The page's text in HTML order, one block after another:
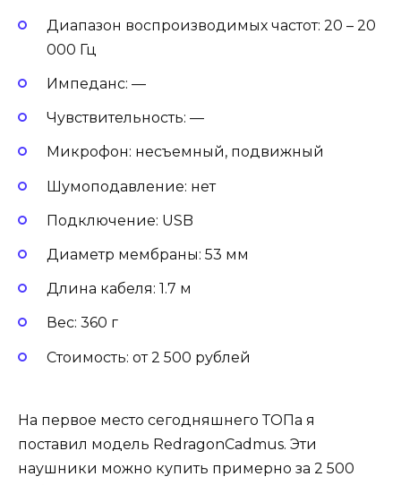
Диапазон воспроизводимых частот: 20 – 20
000 Гц
Импеданс: —
Чувствительность: —
Микрофон: несъемный, подвижный
Шумоподавление: нет
Подключение: USB
Диаметр мембраны: 53 мм
Длина кабеля: 1.7 м
Вес: 360 г
Стоимость: от 2 500 рублей
На первое место сегодняшнего ТОПа я
поставил модель RedragonCadmus. Эти
наушники можно купить примерно за 2 500